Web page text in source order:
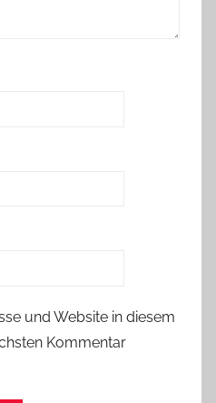
und Website in diesem
Kommentar